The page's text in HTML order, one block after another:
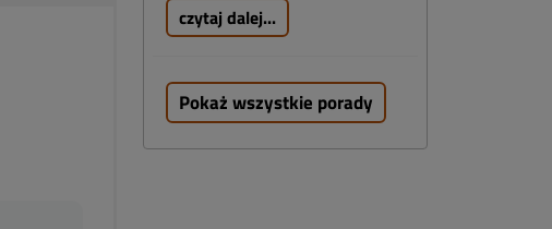
czytaj dalej...
Pokaż wszystkie porady